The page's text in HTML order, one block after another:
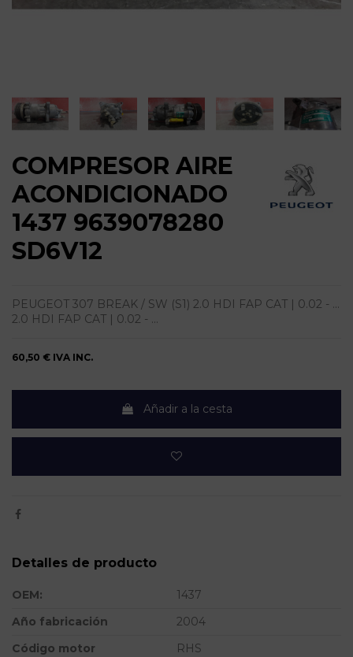
COMPRESOR AIRE
ACONDICIONADO
1437 9639078280
SD6V12
PEUGEOT 307 BREAK / SW (S1) 2.0 HDI FAP CAT | 0.02 - ...
2.0 HDI FAP CAT | 0.02 - ...
60,50 € IVA INC.
Añadir a la cesta
Detalles de producto
OEM:
1437
Año fabricación
2004
Código motor
RHS